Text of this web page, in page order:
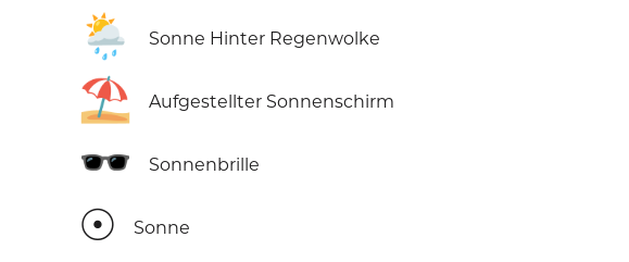
🌦️ Sonne Hinter Regenwolke
⛱️ Aufgestellter Sonnenschirm
🕶️ Sonnenbrille
☉ Sonne